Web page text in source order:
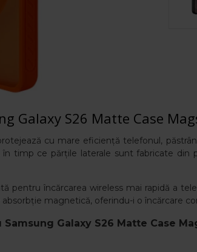
Galaxy S26 Matte Case
cu mare eficiență telefonul,
în timp ce părțile laterale sunt fabricate
pentru încărcarea wireless mai rapidă a
magnetică, oferindu-i o încărcare
Samsung Galaxy S26 Matte Case